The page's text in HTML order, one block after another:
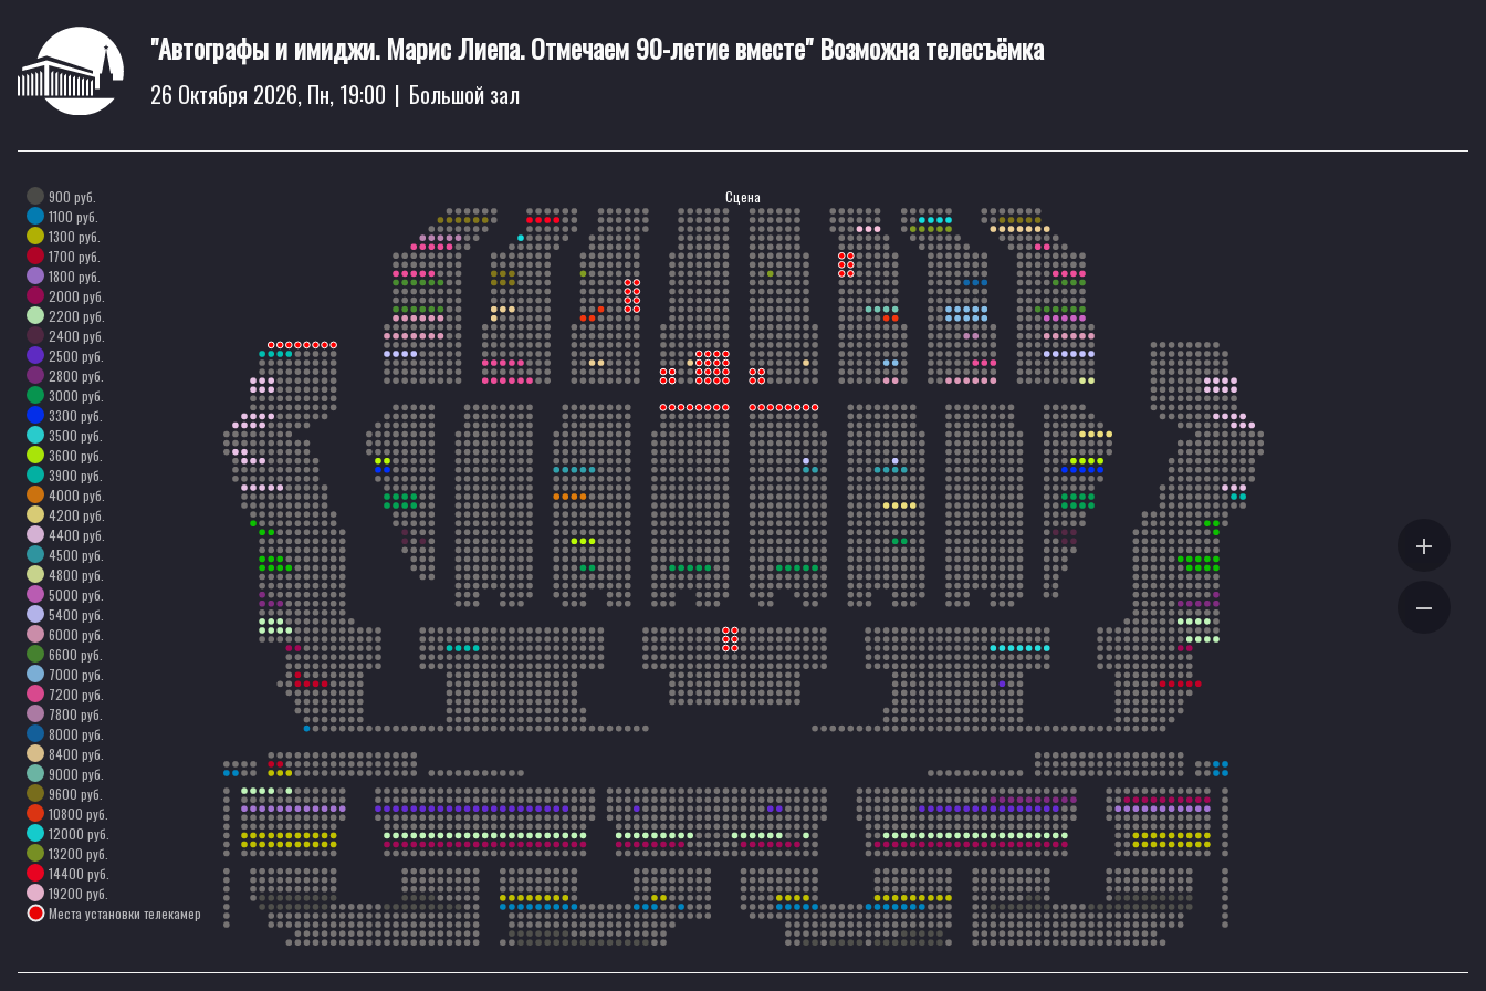
"Автографы и имиджи. Марис Лиепа. Отмечаем 90-летие вместе" Возможна телесъёмка
26 Октября 2026, Пн, 19:00 | Большой зал
900 руб.
1100 руб.
1300 руб.
1700 руб.
1800 руб.
2000 руб.
2200 руб.
2400 руб.
2500 руб.
2800 руб.
3000 руб.
3300 руб.
3500 руб.
3600 руб.
3900 руб.
4000 руб.
4200 руб.
4400 руб.
4500 руб.
4800 руб.
5000 руб.
5400 руб.
6000 руб.
6600 руб.
7000 руб.
7200 руб.
7800 руб.
8000 руб.
8400 руб.
9000 руб.
9600 руб.
10800 руб.
12000 руб.
13200 руб.
14400 руб.
19200 руб.
Места установки телекамер
Сцена